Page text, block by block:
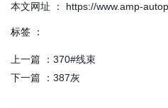
本文网址 ： https://www.amp-
标签 ：
上一篇 ： 370#线束
下一篇 ： 387灰